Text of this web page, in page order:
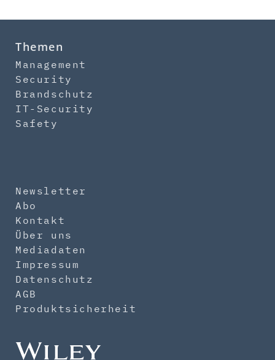
Themen
Management
Security
Brandschutz
IT-Security
Safety
Newsletter
Abo
Kontakt
Über uns
Mediadaten
Impressum
Datenschutz
AGB
Produktsicherheit